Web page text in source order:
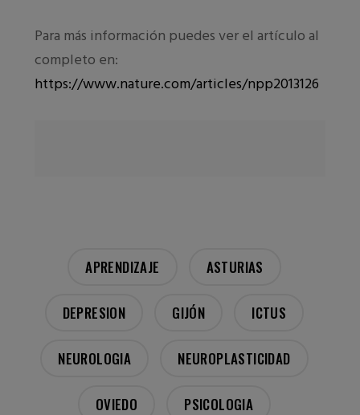
Para más información puedes ver el artículo al
completo en:
https://www.nature.com/articles/npp2013126
APRENDIZAJE ASTURIAS
DEPRESION GIJÓN ICTUS
NEUROLOGIA NEUROPLASTICIDAD
OVIEDO PSICOLOGIA